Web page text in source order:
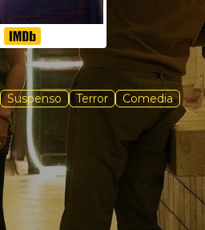
Suspenso Terror Comedia